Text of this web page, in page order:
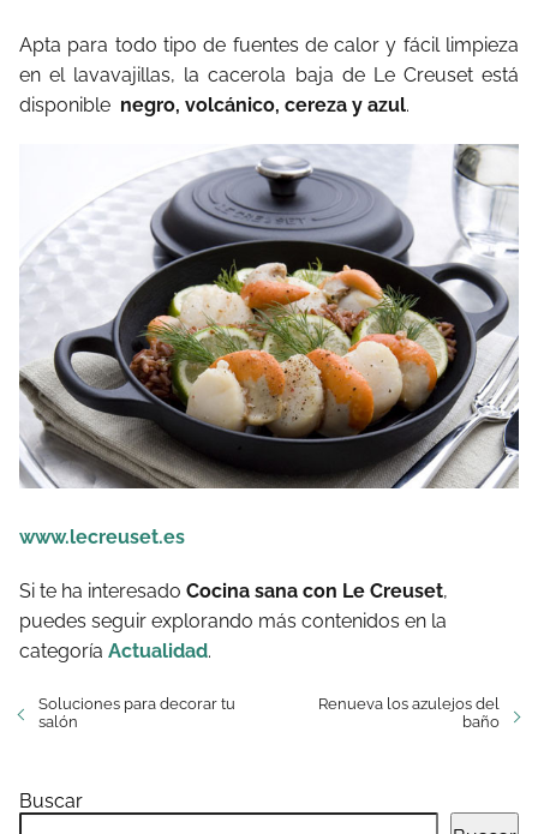
Apta para todo tipo de fuentes de calor y fácil limpieza
en el lavavajillas, la cacerola baja de Le Creuset está
disponible negro, volcánico, cereza y azul.
www.lecreuset.es
Si te ha interesado Cocina sana con Le Creuset,
puedes seguir explorando más contenidos en la
categoría Actualidad.
Soluciones para decorar tu
salón
Renueva los azulejos del
baño
Buscar